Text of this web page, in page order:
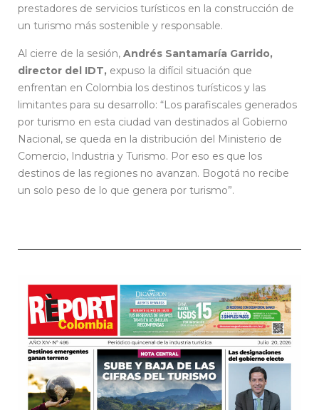
prestadores de servicios turísticos en la construcción de
un turismo más sostenible y responsable.
Al cierre de la sesión, Andrés Santamaría Garrido,
director del IDT, expuso la difícil situación que
enfrentan en Colombia los destinos turísticos y las
limitantes para su desarrollo: “Los parafiscales generados
por turismo en esta ciudad van destinados al Gobierno
Nacional, se queda en la distribución del Ministerio de
Comercio, Industria y Turismo. Por eso es que los
destinos de las regiones no avanzan. Bogotá no recibe
un solo peso de lo que genera por turismo”.